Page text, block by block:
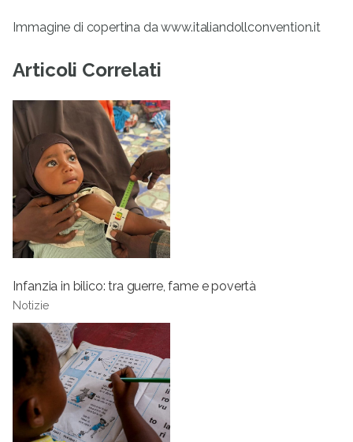
Immagine di copertina da www.italiandollconvention.it
Articoli Correlati
Infanzia in bilico: tra guerre, fame e povertà
Notizie